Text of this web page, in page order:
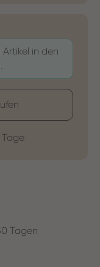
in den
Tage
Tagen